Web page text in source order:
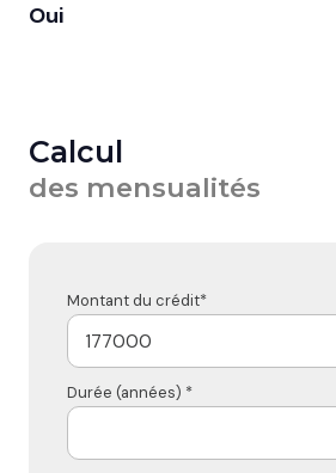
Oui
Calcul
des mensualités
Montant du crédit*
Durée (années) *